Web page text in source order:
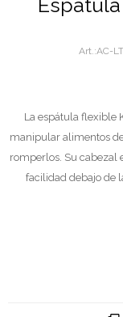
AC-
La espátula flexible
manipular alimentos
romperlos. Su cabezal
facilidad debajo de